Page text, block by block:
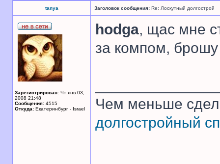
tanya Заголовок сообщения: Re: Лоскутный долгострой
Зарегистрирован: Чт янв 03,
2008 21:48
Сообщения: 4515
Откуда: Екатеринбург - Israel
hodga, щас мне
за компом,
Чем меньше
долгостройный